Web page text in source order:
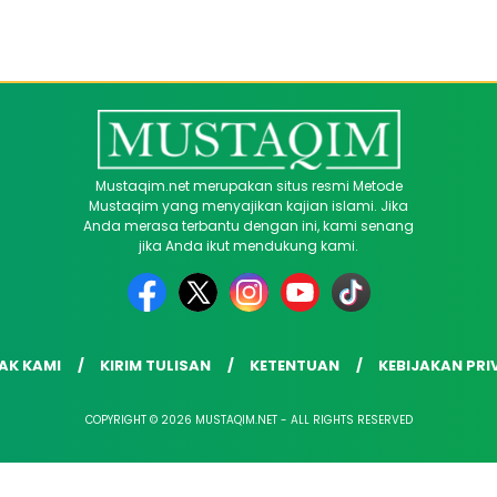
Mustaqim.net merupakan situs resmi Metode
Mustaqim yang menyajikan kajian islami. Jika
Anda merasa terbantu dengan ini, kami senang
jika Anda ikut mendukung kami.
KAMI KIRIM TULISAN KETENTUAN KEBIJAKAN
COPYRIGHT © 2026 MUSTAQIM.NET - ALL RIGHTS RESERVED